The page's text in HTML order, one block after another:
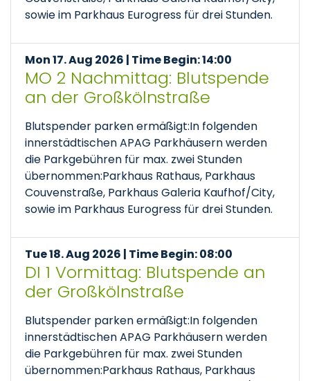
sowie im Parkhaus Eurogress für drei Stunden.
Mon 17. Aug 2026 | Time Begin: 14:00
MO 2 Nachmittag: Blutspende
an der Großkölnstraße
Blutspender parken ermäßigt:In folgenden
innerstädtischen APAG Parkhäusern werden
die Parkgebühren für max. zwei Stunden
übernommen:Parkhaus Rathaus, Parkhaus
Couvenstraße, Parkhaus Galeria Kaufhof/City,
sowie im Parkhaus Eurogress für drei Stunden.
Tue 18. Aug 2026 | Time Begin: 08:00
DI 1 Vormittag: Blutspende an
der Großkölnstraße
Blutspender parken ermäßigt:In folgenden
innerstädtischen APAG Parkhäusern werden
die Parkgebühren für max. zwei Stunden
übernommen:Parkhaus Rathaus, Parkhaus